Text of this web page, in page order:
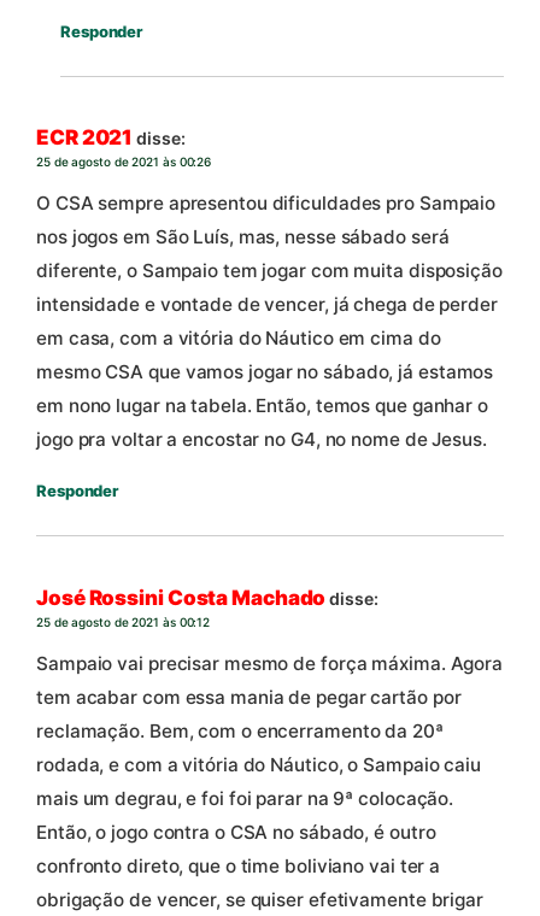
Responder
ECR 2021 disse:
25 de agosto de 2021 às 00:26
O CSA sempre apresentou dificuldades pro Sampaio
nos jogos em São Luís, mas, nesse sábado será
diferente, o Sampaio tem jogar com muita disposição
intensidade e vontade de vencer, já chega de perder
em casa, com a vitória do Náutico em cima do
mesmo CSA que vamos jogar no sábado, já estamos
em nono lugar na tabela. Então, temos que ganhar o
jogo pra voltar a encostar no G4, no nome de Jesus.
Responder
José Rossini Costa Machado disse:
25 de agosto de 2021 às 00:12
Sampaio vai precisar mesmo de força máxima. Agora
tem acabar com essa mania de pegar cartão por
reclamação. Bem, com o encerramento da 20ª
rodada, e com a vitória do Náutico, o Sampaio caiu
mais um degrau, e foi foi parar na 9ª colocação.
Então, o jogo contra o CSA no sábado, é outro
confronto direto, que o time boliviano vai ter a
obrigação de vencer, se quiser efetivamente brigar